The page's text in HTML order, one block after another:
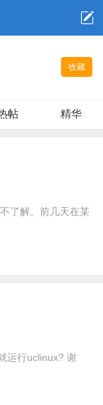
收藏
帖 精华
了解。前几天在某
运行uclinux? 谢